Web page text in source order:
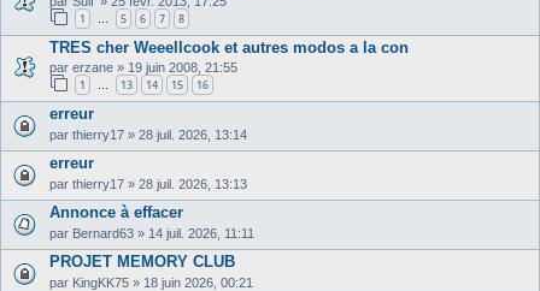
1 5 6 7 8
TRES cher Weeellcook et autres modos a la con
par erzane » 19 juin 2008, 21:55
1 … 13 14 15 16
erreur
par thierry17 » 28 juil. 2026, 13:14
erreur
par thierry17 » 28 juil. 2026, 13:13
Annonce à effacer
par Bernard63 » 14 juil. 2026, 11:11
PROJET MEMORY CLUB
par KingKK75 » 18 juin 2026, 00:21